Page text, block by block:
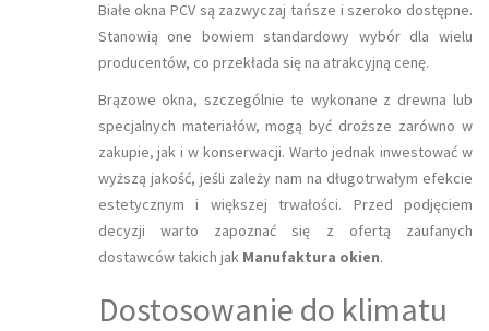
Białe okna PCV są zazwyczaj tańsze i szeroko dostępne.
Stanowią one bowiem standardowy wybór dla wielu
producentów, co przekłada się na atrakcyjną cenę.
Brązowe okna, szczególnie te wykonane z drewna lub
specjalnych materiałów, mogą być droższe zarówno w
zakupie, jak i w konserwacji. Warto jednak inwestować w
wyższą jakość, jeśli zależy nam na długotrwałym efekcie
estetycznym i większej trwałości. Przed podjęciem
decyzji warto zapoznać się z ofertą zaufanych
dostawców takich jak Manufaktura okien.
Dostosowanie do klimatu